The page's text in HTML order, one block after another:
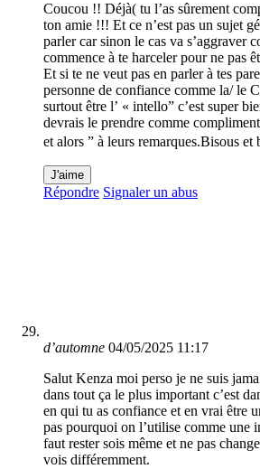
Coucou !! Déjà( tu l’as sûrement
ton amie !!! Et ce n’est pas un sujet
parler car sinon le cas va s’aggraver
commence à te harceler pour ne pas
Et si te ne veut pas en parler à tes
personne de confiance comme la/ le
surtout être l’ « intello” c’est super
devrais le prendre comme
et alors ” à leurs remarques.Bisous et
J'aime
Répondre Signaler un abus
d’automne 04/05/2025 11:17
Salut Kenza moi perso je ne suis
dans tout ça le plus important c’est
en qui tu as confiance et en vrai être
pas pourquoi on l’utilise comme une
faut rester sois même et ne pas
vois différemment.